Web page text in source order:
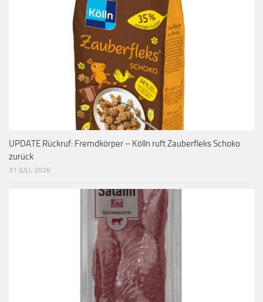
UPDATE Rückruf: Fremdkörper – Kölln ruft Zauberfleks Schoko
zurück
31 JULI, 2026